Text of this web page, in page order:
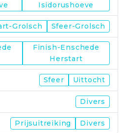
Isidorushoeve
Grolsch Sfeer-Grolsch
Finish-Enschede
Herstart
Sfeer Uittocht
Divers
Prijsuitreiking Divers